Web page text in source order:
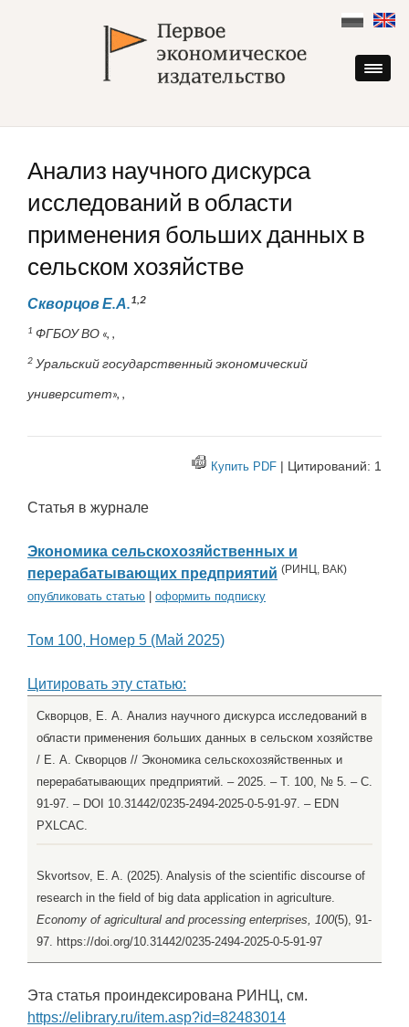
content
Анализ научного дискурса
исследований в области
применения больших данных в
сельском хозяйстве
Скворцов Е.А.1,2
1 ФГБОУ ВО «, ,
2 Уральский государственный экономический
университет», ,
Купить PDF | Цитирований: 1
Статья в журнале
Экономика сельскохозяйственных и
перерабатывающих предприятий (РИНЦ, ВАК)
опубликовать статью оформить подписку
Том 100, Номер 5 (Май 2025)
Цитировать эту статью:
Скворцов, Е. А. Анализ научного дискурса исследований в
области применения больших данных в сельском хозяйстве
/ Е. А. Скворцов // Экономика сельскохозяйственных и
перерабатывающих предприятий. – 2025. – Т. 100, № 5. – С.
91-97. – DOI 10.31442/0235-2494-2025-0-5-91-97. – EDN
PXLCAC.
Skvortsov, E. A. (2025). Analysis of the scientific discourse of
research in the field of big data application in agriculture.
Economy of agricultural and processing enterprises, 100(5), 91-
97. https://doi.org/10.31442/0235-2494-2025-0-5-91-97
Эта статья проиндексирована РИНЦ, см.
https://elibrary.ru/item.asp?id=82483014